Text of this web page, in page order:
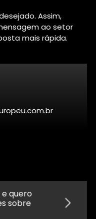
Assim,
ao setor
mais rápida.
quero
sobre